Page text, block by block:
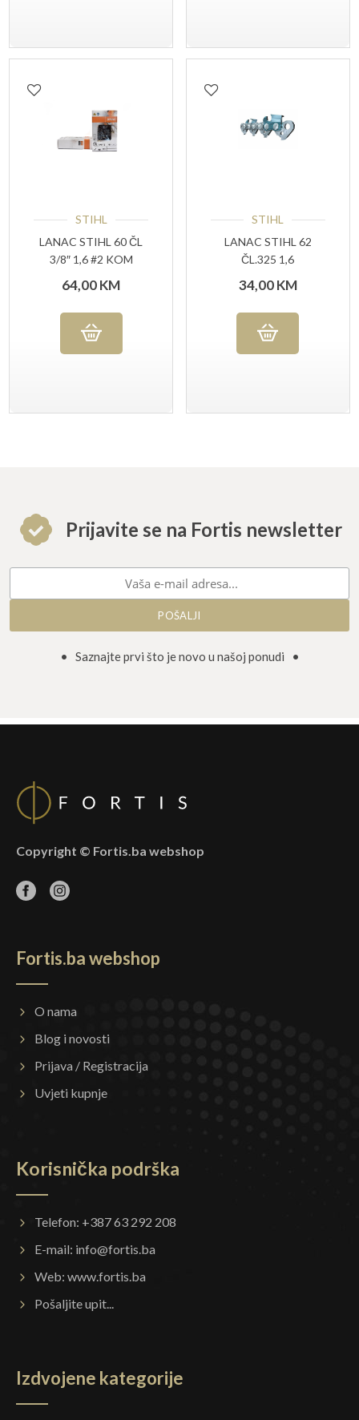
STIHL
LANAC STIHL 60 ČL
3/8″ 1,6 #2 KOM
64,00KM
STIHL
LANAC STIHL 62
ČL.325 1,6
34,00KM
Prijavite se na Fortis newsletter
• Saznajte prvi što je novo u našoj ponudi •
Copyright © Fortis.ba webshop
Fortis.ba webshop
O nama
Blog i novosti
Prijava / Registracija
Uvjeti kupnje
Korisnička podrška
Telefon: +387 63 292 208
E-mail: info@fortis.ba
Web: www.fortis.ba
Pošaljite upit...
Izdvojene kategorije